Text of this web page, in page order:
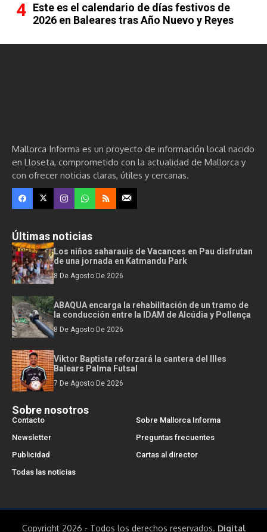
Este es el calendario de días festivos de
2026 en Baleares tras Año Nuevo y Reyes
Mallorca Informa es un proyecto de información local nacido
en Lloseta, comprometido con la actualidad de Mallorca y
con ofrecer noticias claras, útiles y cercanas.
Últimas noticias
Los niños saharauis de Vacances en Pau disfrutan
de una jornada en Katmandu Park
8 De Agosto De 2026
ABAQUA encarga la rehabilitación de un tramo de
la conducción entre la IDAM de Alcúdia y Pollença
8 De Agosto De 2026
Viktor Baptista reforzará la cantera del Illes
Balears Palma Futsal
7 De Agosto De 2026
Sobre nosotros
Contacto
Sobre Mallorca Informa
Newsletter
Preguntas frecuentes
Publicidad
Cartas al director
Todas las noticias
Copyright 2026 - Todos los derechos reservados. Digital